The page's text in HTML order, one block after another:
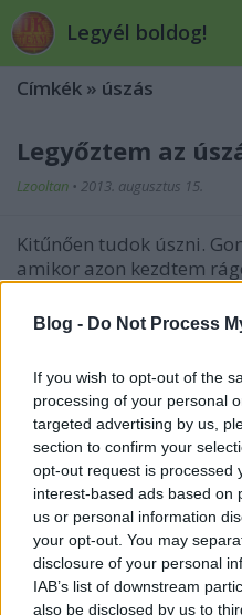
Blog - Do Not Process
If you wish to opt-out of the
processing of your personal
targeted advertising by us,
section to confirm your
opt-out request is processed
interest-based ads based on
us or personal information
your opt-out. You may
disclosure of your personal
IAB’s list of downstream
also be disclosed by us to
Legyél boldog!
Címkék » úszás
Legyőztem az
Lzooltan • 2013. augusztus 15.
Kitűnően tudok úszni.
amikor azon kezdtem
járok úszni, legutóbb 20
iskola 2. osztályban
szörnyű a helyzet,…
4. hét - Az eget s
Lzooltan •2013. július 22.
4. hét hétfő Reggel
szardíniával és egy kis
Uzsonnára pufi, majd
csirkecomb. Napközben